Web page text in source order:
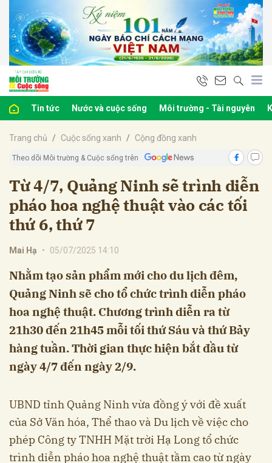
Tin tức Nước và cuộc sống Môi trường - Tài nguyên
Trang chủ Cuộc sống xanh Cộng đồng xanh
Theo dõi Môi trường & Cuộc sống trên
Từ 4/7, Quảng Ninh sẽ trình diễn
pháo hoa nghệ thuật vào các tối
thứ 6, thứ 7
Mai Hạ • 05/07/2025 14:10
Nhằm tạo sản phẩm mới cho du lịch đêm,
Quảng Ninh sẽ cho tổ chức trình diễn pháo
hoa nghệ thuật. Chương trình diễn ra từ
21h30 đến 21h45 mỗi tối thứ Sáu và thứ Bảy
hàng tuần. Thời gian thực hiện bắt đầu từ
ngày 4/7 đến ngày 2/9.
UBND tỉnh Quảng Ninh vừa đồng ý với đề xuất
của Sở Văn hóa, Thể thao và Du lịch về việc cho
phép Công ty TNHH Mặt trời Hạ Long tổ chức
trình diễn pháo hoa nghệ thuật tầm cao từ ngày
luận
Hủy